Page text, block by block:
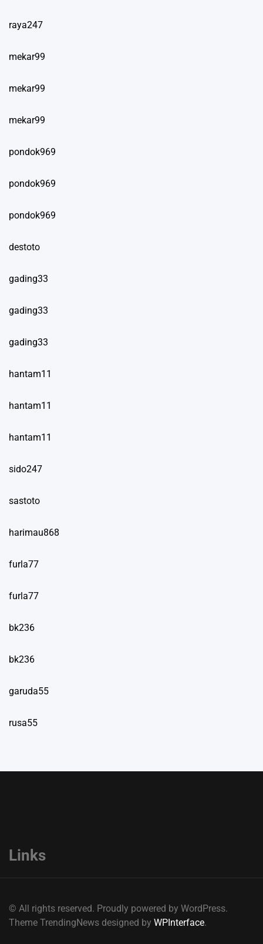
raya247
mekar99
mekar99
mekar99
pondok969
pondok969
pondok969
destoto
gading33
gading33
gading33
hantam11
hantam11
hantam11
sido247
sastoto
harimau868
furla77
furla77
bk236
bk236
garuda55
rusa55
Links
© All rights reserved. Proudly powered by WordPress.
Theme TrendingNews designed by WPInterface.